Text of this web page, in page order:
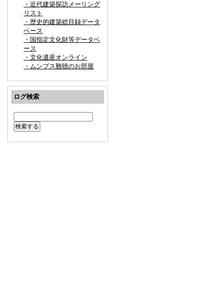
・近代建築探訪メーリング
リスト
・歴史的建築総目録データ
ベース
・国指定文化財等データベ
ース
・文化遺産オンライン
・ムンプス難聴のお部屋
ログ検索